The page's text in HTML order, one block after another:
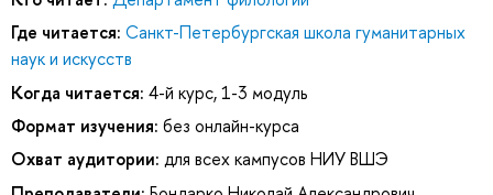
Где читается: Санкт-Петербургская школа гуманитарных
наук и искусств
Когда читается: 4-й курс, 1-3 модуль
Формат изучения: без онлайн-курса
Охват аудитории: для всех кампусов НИУ ВШЭ